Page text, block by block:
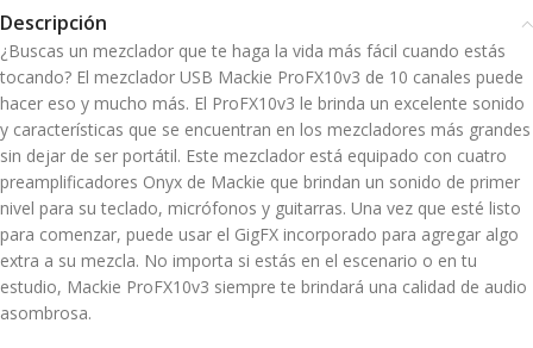
Descripción
¿Buscas un mezclador que te haga la vida más fácil cuando estás
tocando? El mezclador USB Mackie ProFX10v3 de 10 canales puede
hacer eso y mucho más. El ProFX10v3 le brinda un excelente sonido
y características que se encuentran en los mezcladores más grandes
sin dejar de ser portátil. Este mezclador está equipado con cuatro
preamplificadores Onyx de Mackie que brindan un sonido de primer
nivel para su teclado, micrófonos y guitarras. Una vez que esté listo
para comenzar, puede usar el GigFX incorporado para agregar algo
extra a su mezcla. No importa si estás en el escenario o en tu
estudio, Mackie ProFX10v3 siempre te brindará una calidad de audio
asombrosa.